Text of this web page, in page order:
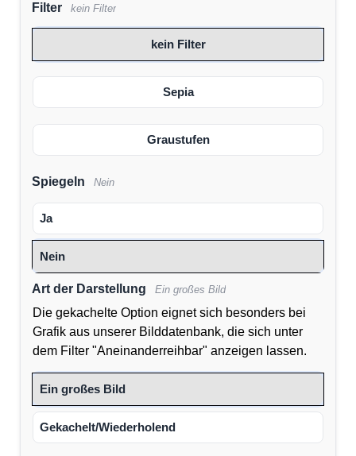
Filter kein Filter
kein Filter
Sepia
Graustufen
Spiegeln Nein
Ja
Nein
Art der Darstellung Ein großes Bild
Die gekachelte Option eignet sich besonders bei
Grafik aus unserer Bilddatenbank, die sich unter
dem Filter "Aneinanderreihbar" anzeigen lassen.
Ein großes Bild
Gekachelt/Wiederholend